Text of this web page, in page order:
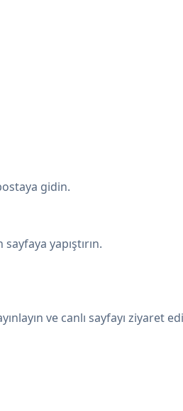
gidin.
yapıştırın.
ve canlı sayfayı ziyaret